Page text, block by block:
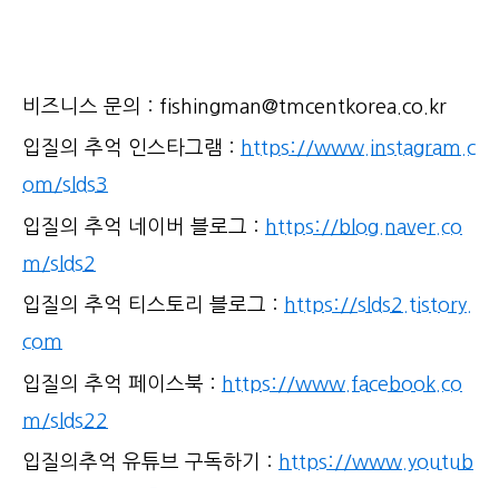
비즈니스 문의 : fishingman@tmcentkorea.co.kr
입질의 추억 인스타그램 : https://www.instagram.c
om/slds3
입질의 추억 네이버 블로그 : https://blog.naver.co
m/slds2
입질의 추억 티스토리 블로그 : https://slds2.tistory.
com
입질의 추억 페이스북 : https://www.facebook.co
m/slds22
입질의추억 유튜브 구독하기 : https://www.youtub